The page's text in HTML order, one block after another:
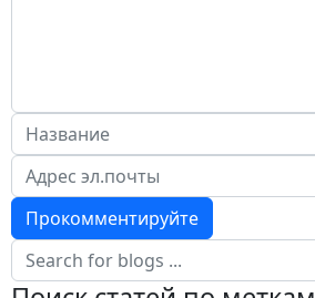
Прокомментируйте